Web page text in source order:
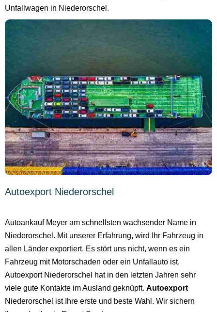
Unfallwagen in Niederorschel.
Autoexport Niederorschel
Autoankauf Meyer am schnellsten wachsender Name in
Niederorschel. Mit unserer Erfahrung, wird Ihr Fahrzeug in
allen Länder exportiert. Es stört uns nicht, wenn es ein
Fahrzeug mit Motorschaden oder ein Unfallauto ist.
Autoexport Niederorschel hat in den letzten Jahren sehr
viele gute Kontakte im Ausland geknüpft. Autoexport
Niederorschel ist Ihre erste und beste Wahl. Wir sichern